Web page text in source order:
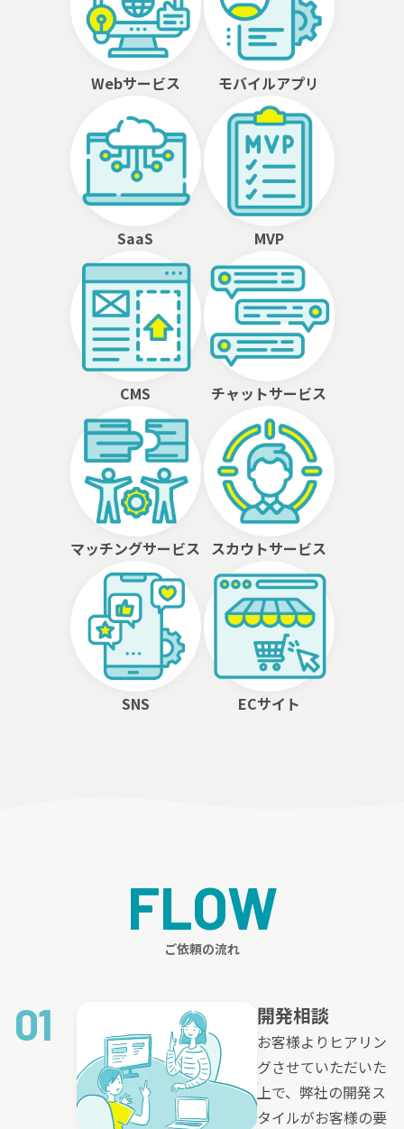
Webサービス モバイルアプリ
SaaS MVP
CMS チャットサービス
マッチングサービス スカウトサービス
SNS ECサイト
FLOW
ご依頼の流れ
01 開発相談
お客様よりヒアリン
グさせていただいた
上で、弊社の開発ス
タイルがお客様の要